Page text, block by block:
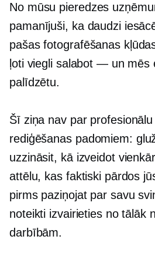
No mūsu pieredzes
pamanījuši, ka daudzi
pašas fotografēšanas
ļoti viegli salabot — un mēs
palīdzētu.
Šī ziņa nav par
rediģēšanas padomiem:
uzzināsit, kā izveidot
attēlu, kas faktiski pārdos
pirms paziņojat par savu
noteikti izvairieties no tālāk
darbībām.